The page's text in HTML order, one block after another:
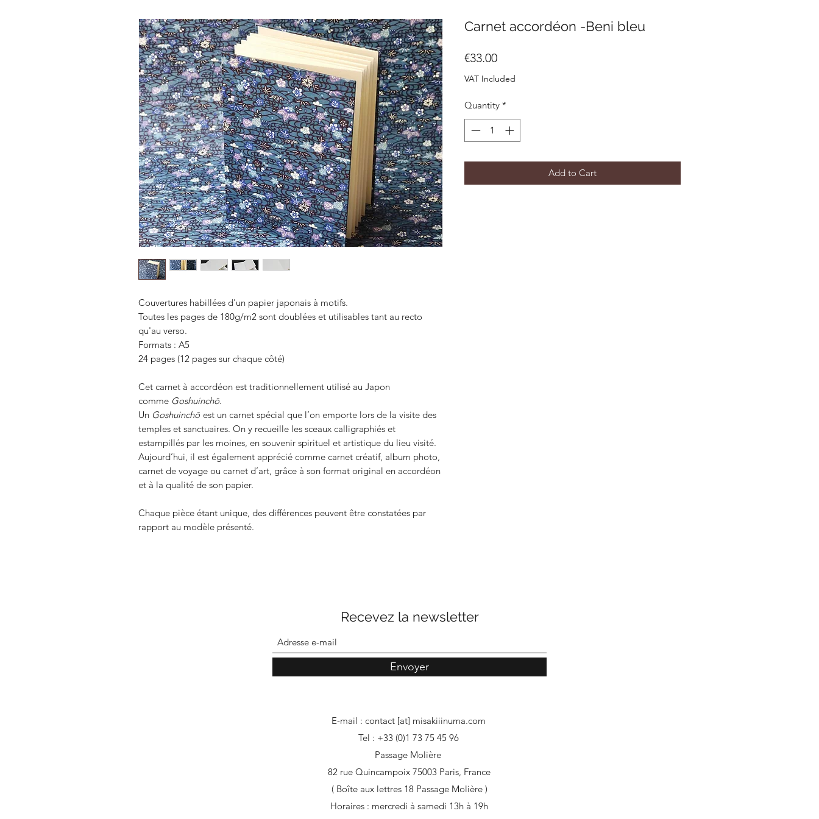
Couvertures habillées d'un papier japonais à motifs.
Toutes les pages de 180g/m2 sont doublées et utilisables tant au recto
qu'au verso.⁠
Formats : A5
24 pages (12 pages sur chaque côté)⁠
Cet carnet à accordéon est traditionnellement utilisé au Japon
comme Goshuinchō.
Un Goshuinchō est un carnet spécial que l’on emporte lors de la visite des
temples et sanctuaires. On y recueille les sceaux calligraphiés et
estampillés par les moines, en souvenir spirituel et artistique du lieu visité.
Aujourd’hui, il est également apprécié comme carnet créatif, album photo,
carnet de voyage ou carnet d’art, grâce à son format original en accordéon
et à la qualité de son papier.
Chaque pièce étant unique, des différences peuvent être constatées par
rapport au modèle présenté.⁠
Carnet accordéon -Beni bleu
€33.00Price
VAT Included
Quantity *
Add to Cart
Recevez la newsletter
Envoyer
E-mail : contact [at] misakiiinuma.com
Tel : +33 (0)1 73 75 45 96
Passage Molière
82 rue Quincampoix 75003 Paris, France
( Boîte aux lettres 18 Passage Molière )
Horaires : mercredi à samedi 13h à 19h